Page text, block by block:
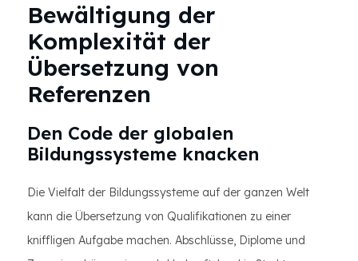
Bewältigung der
Komplexität der
Übersetzung von
Referenzen
Den Code der globalen
Bildungssysteme knacken
Die Vielfalt der Bildungssysteme auf der ganzen Welt
kann die Übersetzung von Qualifikationen zu einer
kniffligen Aufgabe machen. Abschlüsse, Diplome und